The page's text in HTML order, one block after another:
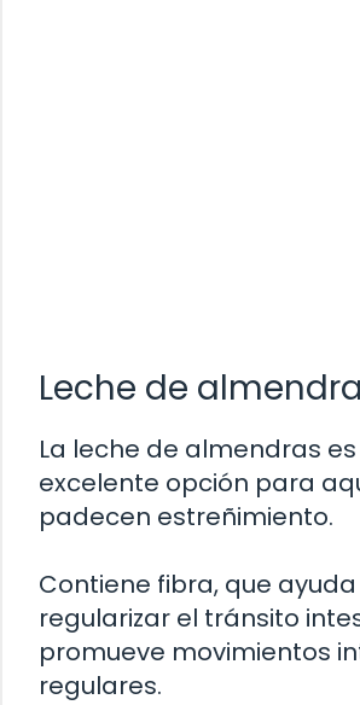
Leche de
La leche de almendras
excelente opción para
padecen estreñimiento.
Contiene fibra, que
regularizar el tránsito
promueve movimientos
regulares.